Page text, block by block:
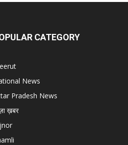
CATEGORY
News
Pradesh News
ख़बर